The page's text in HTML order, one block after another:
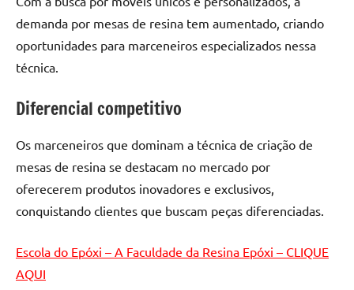
de
resinada
de
alta
como
populares
e
mesas
tampinhas
resinadas.
demanda por mesas de resina tem aumentado, criando
oportunidades para marceneiros especializados nessa
técnica.
Diferencial competitivo
Os marceneiros que dominam a técnica de criação de
mesas de resina se destacam no mercado por
oferecerem produtos inovadores e exclusivos,
conquistando clientes que buscam peças diferenciadas.
Escola do Epóxi – A Faculdade da Resina Epóxi – CLIQUE
AQUI